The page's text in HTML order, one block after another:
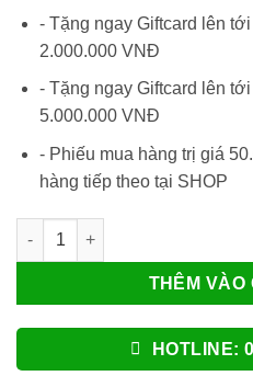
- Tặng ngay Giftcard lên
2.000.000 VNĐ
- Tặng ngay Giftcard lên
5.000.000 VNĐ
- Phiếu mua hàng trị giá
hàng tiếp theo tại SHOP
Bộ HUB Chia Cổng USB 3.0
THÊM VÀO
HOTLINE: